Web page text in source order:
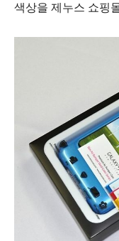
색상을 제누스 쇼핑